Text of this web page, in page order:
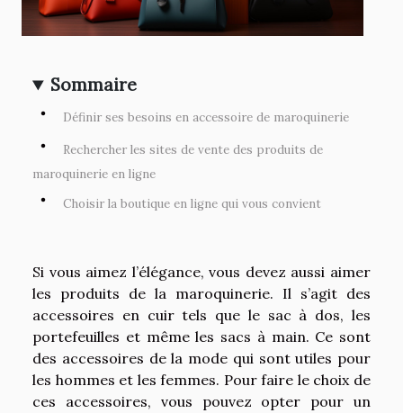
Sommaire
Définir ses besoins en accessoire de maroquinerie
Rechercher les sites de vente des produits de
maroquinerie en ligne
Choisir la boutique en ligne qui vous convient
Si vous aimez l’élégance, vous devez aussi aimer
les produits de la maroquinerie. Il s’agit des
accessoires en cuir tels que le sac à dos, les
portefeuilles et même les sacs à main. Ce sont
des accessoires de la mode qui sont utiles pour
les hommes et les femmes. Pour faire le choix de
ces accessoires, vous pouvez opter pour un